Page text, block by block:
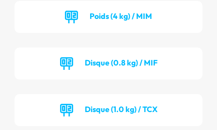
Poids (4 kg) / MIM
Disque (0.8 kg) / MIF
Disque (1.0 kg) / TCX